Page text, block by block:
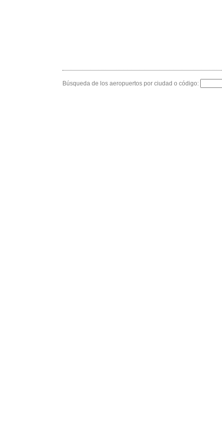
Búsqueda de los aeropuertos por ciudad o código: